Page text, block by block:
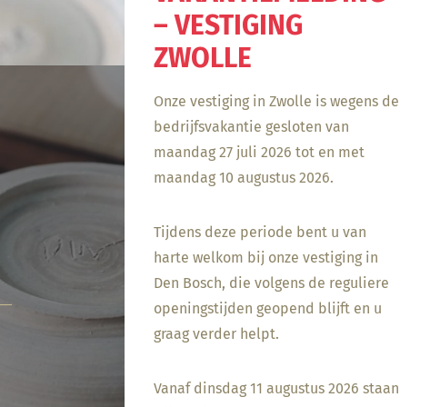
– VESTIGING
ZWOLLE
Onze vestiging in Zwolle is wegens de
bedrijfsvakantie gesloten van
maandag 27 juli 2026 tot en met
maandag 10 augustus 2026.
Tijdens deze periode bent u van
harte welkom bij onze vestiging in
Den Bosch, die volgens de reguliere
openingstijden geopend blijft en u
graag verder helpt.
Vanaf dinsdag 11 augustus 2026 staan